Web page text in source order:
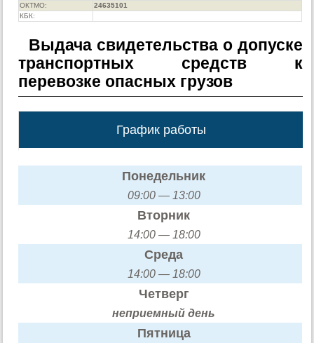
ОКТМО:
24635101
КБК:
Выдача свидетельства о допуске
транспортных средств к
перевозке опасных грузов
График работы
Понедельник
09:00 — 13:00
Вторник
14:00 — 18:00
Среда
14:00 — 18:00
Четверг
неприемный день
Пятница